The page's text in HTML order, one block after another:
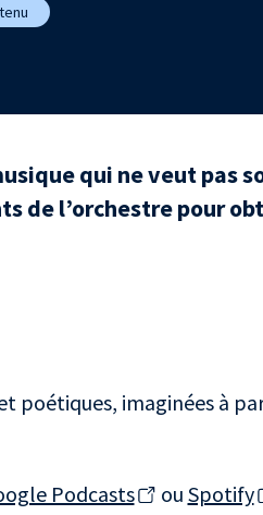
qui ne veut pas
de l’orchestre pour
poétiques, imaginées à
Podcasts ou Spotify